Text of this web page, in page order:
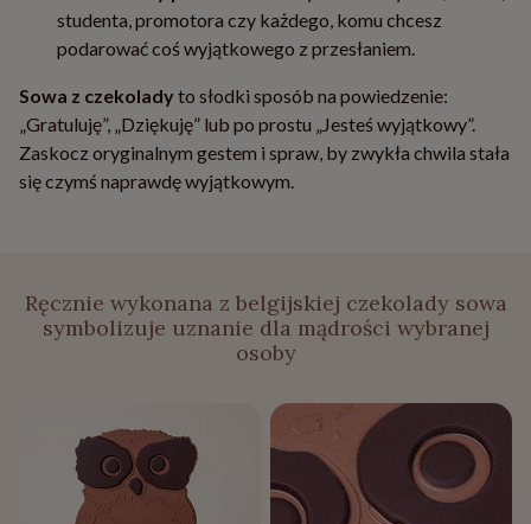
studenta, promotora czy każdego, komu chcesz
podarować coś wyjątkowego z przesłaniem.
Sowa z czekoladyto słodki sposób na powiedzenie:
„Gratuluję”, „Dziękuję” lub po prostu „Jesteś wyjątkowy”.
Zaskocz oryginalnym gestem i spraw, by zwykła chwila stała
się czymś naprawdę wyjątkowym.
Ręcznie wykonana z belgijskiej czekolady sowa
symbolizuje uznanie dla mądrości wybranej
osoby